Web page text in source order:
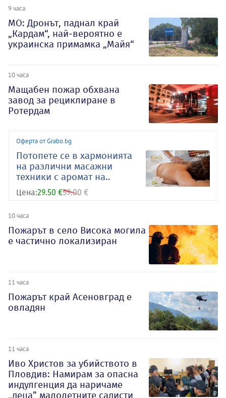
9 часа
МО: Дронът, паднал край
„Кардам“, най-вероятно е
украинска примамка „Майя“
10 часа
Мащабен пожар обхвана
завод за рециклиране в
Ротердам
Оферта от Grabo.bg
Потопете се в хармонията
на различни масажни
техники с аромат на..
Цена:29.50 €59.00 €
10 часа
Пожарът в село Висока могила
е частично локализиран
11 часа
Пожарът край Асеновград е
овладян
11 часа
Иво Христов за убийството в
Пловдив: Намирам за опасна
индулгенция да наричаме
„деца” малолетните садисти